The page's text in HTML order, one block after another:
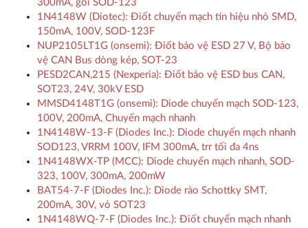
300mA, gói SOD-123
1N4148W (Diotec): Điốt chuyển mạch tín hiệu nhỏ SMD,
150mA, 100V, SOD-123F
NUP2105LT1G (onsemi): Điốt bảo vệ ESD 27 V, Bộ bảo
vệ CAN Bus dòng kép, SOT-23
PESD2CAN,215 (Nexperia): Điốt bảo vệ ESD bus CAN,
SOT23, 24V, 30kV ESD
MMSD4148T1G (onsemi): Diode chuyển mạch SOD-123,
100V, 200mA, Chuyển mạch nhanh
1N4148W-13-F (Diodes Inc.): Diode chuyển mạch nhanh
SOD123, VRRM 100V, IFM 300mA, trr tối đa 4ns
1N4148WX-TP (MCC): Diode chuyển mạch nhanh, SOD-
323, 100V, 300mA, 200mW
BAT54-7-F (Diodes Inc.): Diode rào Schottky SMT,
200mA, 30V, vỏ SOT23
1N4148WQ-7-F (Diodes Inc.): Điốt chuyển mạch nhanh